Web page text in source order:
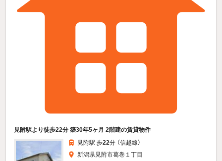
見附駅より徒歩22分 築30年5ヶ月 2階建の賃貸物件
見附駅 歩22分 （信越線）
新潟県見附市葛巻１丁目